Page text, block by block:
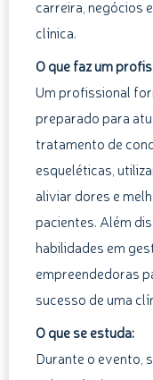
carreira, negócios
clínica.
O que faz um
Um profissional
preparado para
tratamento de
esqueléticas,
aliviar dores e
pacientes. Além
habilidades em
empreendedoras
sucesso de uma
O que se estuda:
Durante o evento,